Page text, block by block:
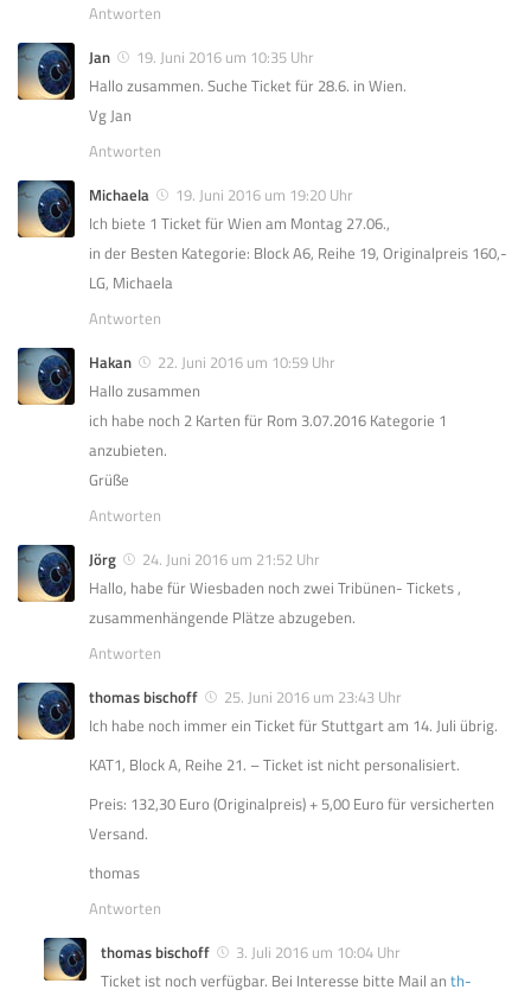
Antworten
Jan
19. Juni 2016 um 10:35 Uhr
Hallo zusammen. Suche Ticket für 28.6. in Wien.
Vg Jan
Antworten
Michaela
19. Juni 2016 um 19:20 Uhr
Ich biete 1 Ticket für Wien am Montag 27.06.,
in der Besten Kategorie: Block A6, Reihe 19, Originalpreis 160,-
LG, Michaela
Antworten
Hakan
22. Juni 2016 um 10:59 Uhr
Hallo zusammen
ich habe noch 2 Karten für Rom 3.07.2016 Kategorie 1
anzubieten.
Grüße
Antworten
Jörg
24. Juni 2016 um 21:52 Uhr
Hallo, habe für Wiesbaden noch zwei Tribünen- Tickets ,
zusammenhängende Plätze abzugeben.
Antworten
thomas bischoff
25. Juni 2016 um 23:43 Uhr
Ich habe noch immer ein Ticket für Stuttgart am 14. Juli übrig.
KAT1, Block A, Reihe 21. – Ticket ist nicht personalisiert.
Preis: 132,30 Euro (Originalpreis) + 5,00 Euro für versicherten
Versand.
thomas
Antworten
thomas bischoff
3. Juli 2016 um 10:04 Uhr
Ticket ist noch verfügbar. Bei Interesse bitte Mail an th-